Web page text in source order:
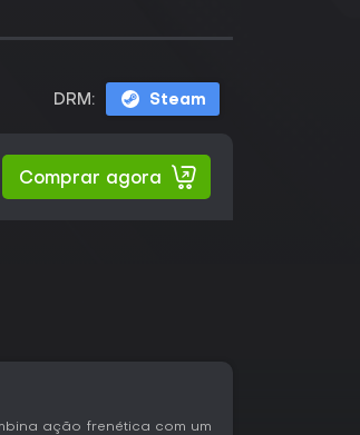
DRM: Steam
Comprar agora
ação frenética com um